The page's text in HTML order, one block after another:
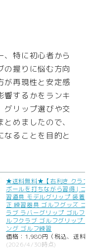
、特に初心者から
の握りに悩む方向
が再現性と安定感
響するかをランキ
グリップ選びや交
めましたので、
なることを目的と
★送料無料★【右利き クラブ
ボールを打ちながら習得 | ゴ
習道具 モデルグリップ 装着
正 練習器具 ゴルフグッズ ゴ
ラブ ラバーグリップ ゴルフ
ルフクラブ ゴルフグリップ
ング ゴルフ練習
価格：1,980円（税込、送料
(2026/4/30時点)